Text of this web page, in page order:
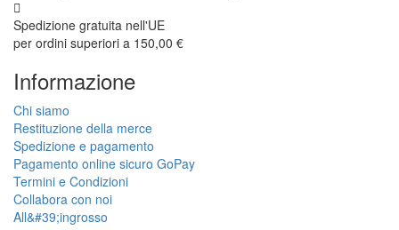
Spedizione gratuita nell'UE
per ordini superiori a 150,00 €
Informazione
Chi siamo
Restituzione della merce
Spedizione e pagamento
Pagamento online sicuro GoPay
Termini e Condizioni
Collabora con noi
All&#39;ingrosso